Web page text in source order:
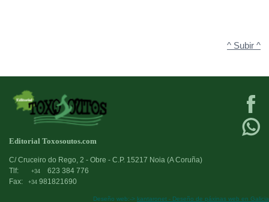
^ Subir ^
Editorial Toxosoutos.com
C/ Cruceiro do Rego, 2 - Obre - C.P. 15217 Noia (A Coruña)
Tlf:
+34
623 384 776
Fax:
+34 981821690
Deseño web:-> kantaronet - Deseño de páxinas web en Galicia